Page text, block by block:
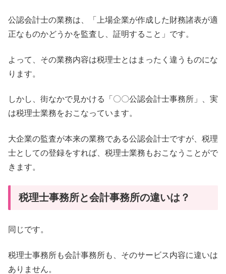
公認会計士の業務は、「上場企業が作成した財務諸表が適
正なものかどうかを監査し、証明すること」です。
よって、その業務内容は税理士とはまったく違うものにな
ります。
しかし、街なかで見かける「〇〇公認会計士事務所」、実
は税理士業務をおこなっています。
大企業の監査が本来の業務である公認会計士ですが、税理
士としての登録をすれば、税理士業務もおこなうことがで
きます。
税理士事務所と会計事務所の違いは？
同じです。
税理士事務所も会計事務所も、そのサービス内容に違いは
ありません。